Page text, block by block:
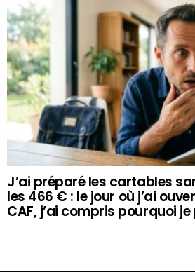
J’ai préparé les cartables
les 466 € : le jour où j’ai
CAF, j’ai compris pourquoi